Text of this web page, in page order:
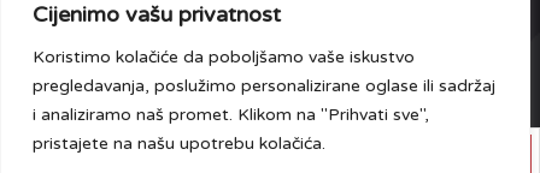
Cijenimo vašu privatnost
Koristimo kolačiće da poboljšamo vaše iskustvo
pregledavanja, poslužimo personalizirane oglase ili sadržaj
i analiziramo naš promet. Klikom na "Prihvati sve",
pristajete na našu upotrebu kolačića.
Prijavite se na našu Newsletter i Event listu kako bi prvi dobili
najnovije informacije.